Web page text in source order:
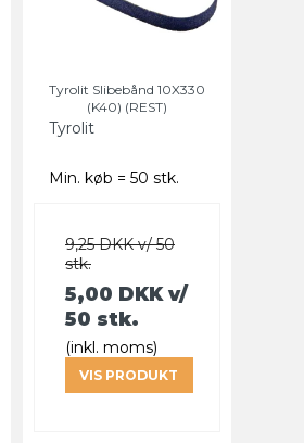
Tyrolit Slibebånd 10X330
(K40) (REST)
Tyrolit
Min. køb = 50 stk.
9,25 DKK v/ 50
stk.
5,00 DKKv/
50 stk.
(inkl. moms)
VIS PRODUKT